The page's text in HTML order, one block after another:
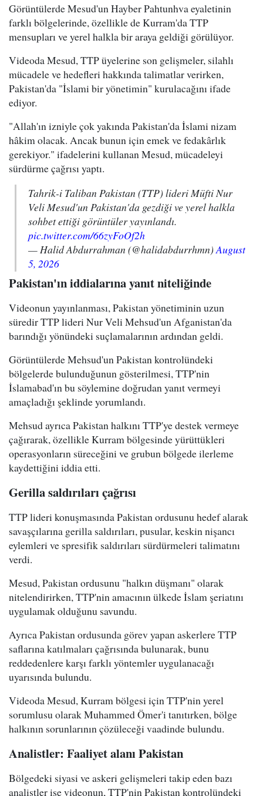
Görüntülerde Mesud'un Hayber Pahtunhva eyaletinin
farklı bölgelerinde, özellikle de Kurram'da TTP
mensupları ve yerel halkla bir araya geldiği görülüyor.
Videoda Mesud, TTP üyelerine son gelişmeler, silahlı
mücadele ve hedefleri hakkında talimatlar verirken,
Pakistan'da "İslami bir yönetimin" kurulacağını ifade
ediyor.
"Allah'ın izniyle çok yakında Pakistan'da İslami nizam
hâkim olacak. Ancak bunun için emek ve fedakârlık
gerekiyor." ifadelerini kullanan Mesud, mücadeleyi
sürdürme çağrısı yaptı.
Tahrik-i Taliban Pakistan (TTP) lideri Müfti Nur
Veli Mesud'un Pakistan'da gezdiği ve yerel halkla
sohbet ettiği görüntüler yayınlandı.
pic.twitter.com/66zyFoOf2h
— Halid Abdurrahman (@halidabdurrhmn) August
5, 2026
Pakistan'ın iddialarına yanıt niteliğinde
Videonun yayınlanması, Pakistan yönetiminin uzun
süredir TTP lideri Nur Veli Mehsud'un Afganistan'da
barındığı yönündeki suçlamalarının ardından geldi.
Görüntülerde Mehsud'un Pakistan kontrolündeki
bölgelerde bulunduğunun gösterilmesi, TTP'nin
İslamabad'ın bu söylemine doğrudan yanıt vermeyi
amaçladığı şeklinde yorumlandı.
Mehsud ayrıca Pakistan halkını TTP'ye destek vermeye
çağırarak, özellikle Kurram bölgesinde yürüttükleri
operasyonların süreceğini ve grubun bölgede ilerleme
kaydettiğini iddia etti.
Gerilla saldırıları çağrısı
TTP lideri konuşmasında Pakistan ordusunu hedef alarak
savaşçılarına gerilla saldırıları, pusular, keskin nişancı
eylemleri ve spresifik saldırıları sürdürmeleri talimatını
verdi.
Mesud, Pakistan ordusunu "halkın düşmanı" olarak
nitelendirirken, TTP'nin amacının ülkede İslam şeriatını
uygulamak olduğunu savundu.
Ayrıca Pakistan ordusunda görev yapan askerlere TTP
saflarına katılmaları çağrısında bulunarak, bunu
reddedenlere karşı farklı yöntemler uygulanacağı
uyarısında bulundu.
Videoda Mesud, Kurram bölgesi için TTP'nin yerel
sorumlusu olarak Muhammed Ömer'i tanıtırken, bölge
halkının sorunlarının çözüleceği vaadinde bulundu.
Analistler: Faaliyet alanı Pakistan
Bölgedeki siyasi ve askeri gelişmeleri takip eden bazı
analistler ise videonun, TTP'nin Pakistan kontrolündeki